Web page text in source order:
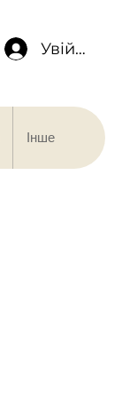
Увійти
Інше